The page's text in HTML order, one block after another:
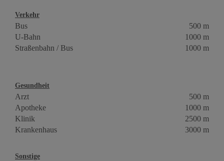
Verkehr
Bus
500 m
U-Bahn
1000 m
Straßenbahn / Bus
1000 m
Gesundheit
Arzt
500 m
Apotheke
1000 m
Klinik
2500 m
Krankenhaus
3000 m
Sonstige